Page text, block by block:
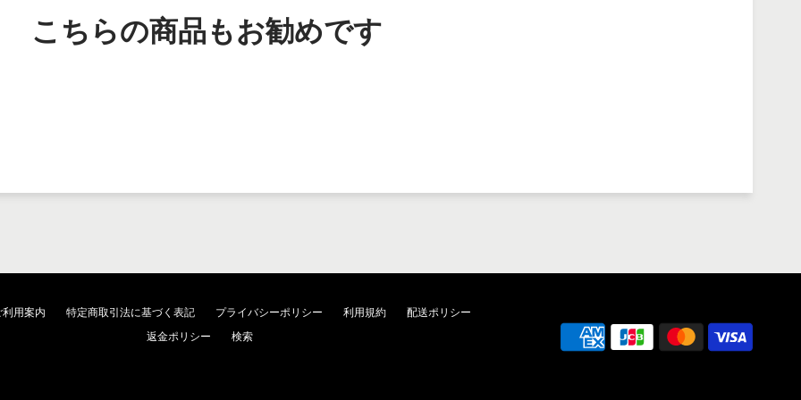
こちらの商品もお勧めです
利用案内 特定商取引法に基づく表記 プライバシーポリシー 利用規約
配送ポリシー
返金ポリシー
検索